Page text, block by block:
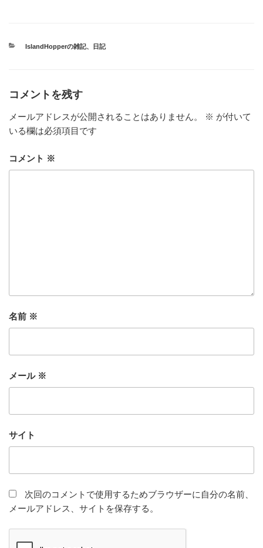
カ
IslandHopperの雑記、 日記
コメントを残す
メールアドレスが公開されることはありません。 ※ が付いて
いる欄は必須項目です
コメント ※
名前 ※
メール ※
サイト
次回のコメントで使用するためブラウザーに自分の名前、
メールアドレス、サイトを保存する。